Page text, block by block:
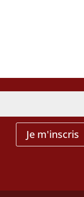
Je m'inscris